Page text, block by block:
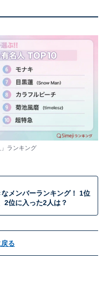
ランキング
なメンバーランキング！ 1位
2位に入った2人は？
る